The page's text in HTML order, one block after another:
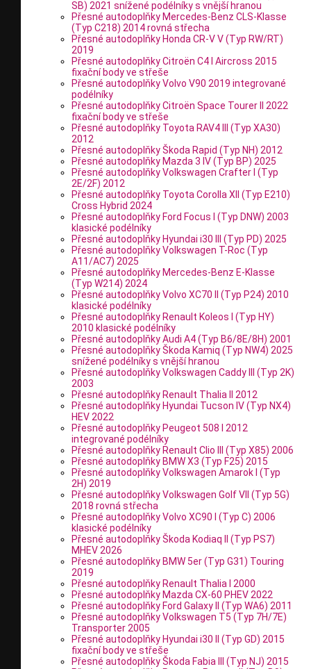
SB) 2021 snížené podélníky s vnější hranou
Přesné autodoplňky Mercedes-Benz CLS-Klasse
(Typ C218) 2014 rovná střecha
Přesné autodoplňky Honda CR-V V (Typ RW/RT)
2019
Přesné autodoplňky Citroën C4 I Aircross 2015
fixační body ve střeše
Přesné autodoplňky Volvo V90 2019 integrované
podélníky
Přesné autodoplňky Citroën Space Tourer II 2022
fixační body ve střeše
Přesné autodoplňky Toyota RAV4 III (Typ XA30)
2012
Přesné autodoplňky Škoda Rapid (Typ NH) 2012
Přesné autodoplňky Mazda 3 IV (Typ BP) 2025
Přesné autodoplňky Volkswagen Crafter I (Typ
2E/2F) 2012
Přesné autodoplňky Toyota Corolla XII (Typ E210)
Cross Hybrid 2024
Přesné autodoplňky Ford Focus I (Typ DNW) 2003
klasické podélníky
Přesné autodoplňky Hyundai i30 III (Typ PD) 2025
Přesné autodoplňky Volkswagen T-Roc (Typ
A11/AC7) 2025
Přesné autodoplňky Mercedes-Benz E-Klasse
(Typ W214) 2024
Přesné autodoplňky Volvo XC70 II (Typ P24) 2010
klasické podélníky
Přesné autodoplňky Renault Koleos I (Typ HY)
2010 klasické podélníky
Přesné autodoplňky Audi A4 (Typ B6/8E/8H) 2001
Přesné autodoplňky Škoda Kamiq (Typ NW4) 2025
snížené podélníky s vnější hranou
Přesné autodoplňky Volkswagen Caddy III (Typ 2K)
2003
Přesné autodoplňky Renault Thalia II 2012
Přesné autodoplňky Hyundai Tucson IV (Typ NX4)
HEV 2022
Přesné autodoplňky Peugeot 508 I 2012
integrované podélníky
Přesné autodoplňky Renault Clio III (Typ X85) 2006
Přesné autodoplňky BMW X3 (Typ F25) 2015
Přesné autodoplňky Volkswagen Amarok I (Typ
2H) 2019
Přesné autodoplňky Volkswagen Golf VII (Typ 5G)
2018 rovná střecha
Přesné autodoplňky Volvo XC90 I (Typ C) 2006
klasické podélníky
Přesné autodoplňky Škoda Kodiaq II (Typ PS7)
MHEV 2026
Přesné autodoplňky BMW 5er (Typ G31) Touring
2019
Přesné autodoplňky Renault Thalia I 2000
Přesné autodoplňky Mazda CX-60 PHEV 2022
Přesné autodoplňky Ford Galaxy II (Typ WA6) 2011
Přesné autodoplňky Volkswagen T5 (Typ 7H/7E)
Transporter 2005
Přesné autodoplňky Hyundai i30 II (Typ GD) 2015
fixační body ve střeše
Přesné autodoplňky Škoda Fabia III (Typ NJ) 2015